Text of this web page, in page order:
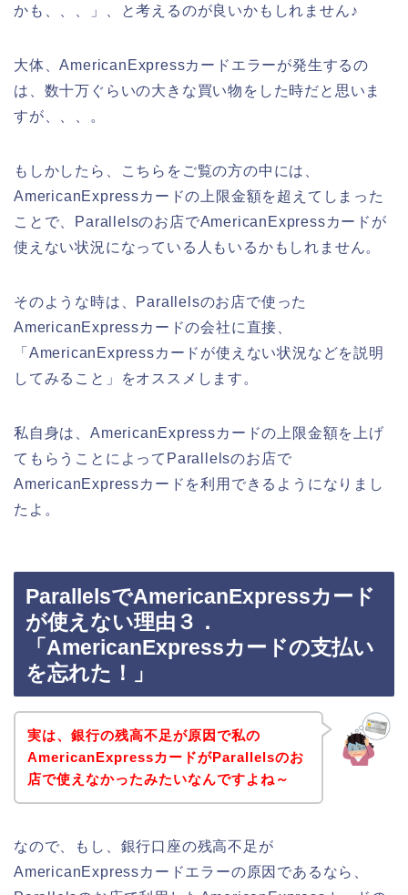
かも、、、」、と考えるのが良いかもしれません♪
大体、AmericanExpressカードエラーが発生するの
は、数十万ぐらいの大きな買い物をした時だと思いま
すが、、、。
もしかしたら、こちらをご覧の方の中には、
AmericanExpressカードの上限金額を超えてしまった
ことで、Parallelsのお店でAmericanExpressカードが
使えない状況になっている人もいるかもしれません。
そのような時は、Parallelsのお店で使った
AmericanExpressカードの会社に直接、
「AmericanExpressカードが使えない状況などを説明
してみること」をオススメします。
私自身は、AmericanExpressカードの上限金額を上げ
てもらうことによってParallelsのお店で
AmericanExpressカードを利用できるようになりまし
たよ。
ParallelsでAmericanExpressカード
が使えない理由３．
「AmericanExpressカードの支払い
を忘れた！」
実は、銀行の残高不足が原因で私の
AmericanExpressカードがParallelsのお
店で使えなかったみたいなんですよね～
なので、もし、銀行口座の残高不足が
AmericanExpressカードエラーの原因であるなら、